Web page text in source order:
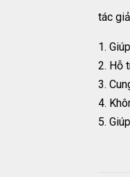
tác
1.
2. Hỗ
3.
4.
5.